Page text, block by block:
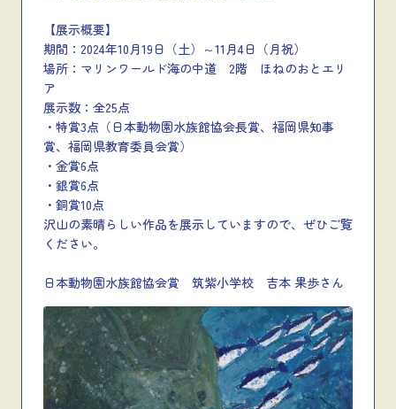
【展示概要】
期間：2024年10月19日（土）～11月4日（月祝）
場所：マリンワールド海の中道 2階 ほねのおとエリ
ア
展示数：全25点
・特賞3点（日本動物園水族館協会長賞、福岡県知事
賞、福岡県教育委員会賞）
・金賞6点
・銀賞6点
・銅賞10点
沢山の素晴らしい作品を展示していますので、ぜひご覧
ください。
日本動物園水族館協会賞 筑紫小学校 吉本 果歩さん